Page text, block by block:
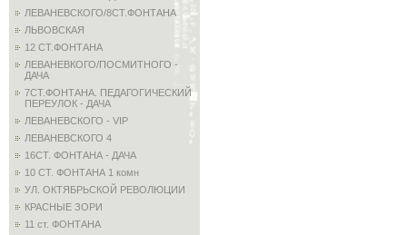
ЛЕВАНЕВСКОГО/8СТ.ФОНТАНА
ЛЬВОВСКАЯ
12 СТ.ФОНТАНА
ЛЕВАНЕВКОГО/ПОСМИТНОГО -
ДАЧА
7СТ.ФОНТАНА. ПЕДАГОГИЧЕСКИЙ
ПЕРЕУЛОК - ДАЧА
ЛЕВАНЕВСКОГО - VIP
ЛЕВАНЕВСКОГО 4
16СТ. ФОНТАНА - ДАЧА
10 СТ. ФОНТАНА 1 комн
УЛ. ОКТЯБРЬСКОЙ РЕВОЛЮЦИИ
КРАСНЫЕ ЗОРИ
11 ст. ФОНТАНА